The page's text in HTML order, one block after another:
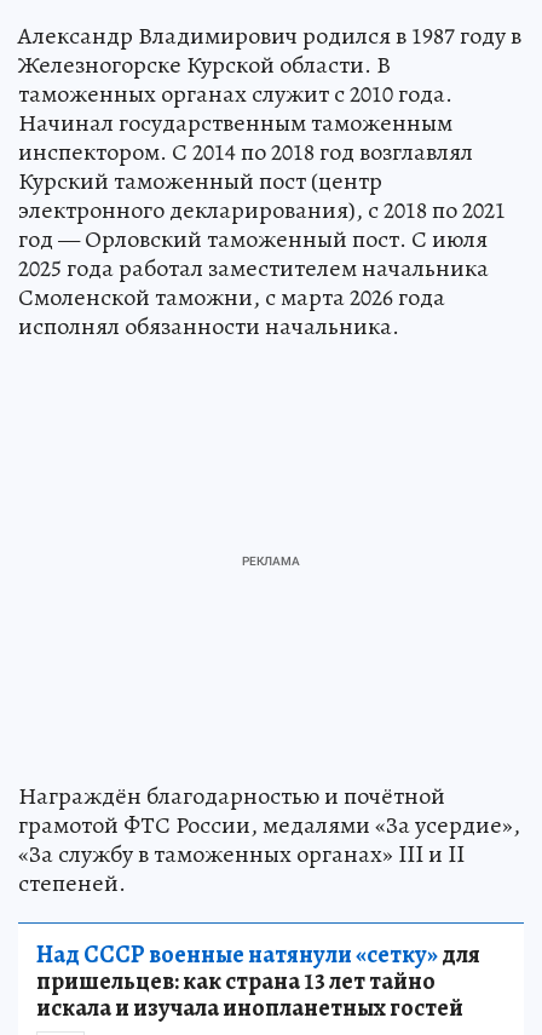
Александр Владимирович родился в 1987 году в
Железногорске Курской области. В
таможенных органах служит с 2010 года.
Начинал государственным таможенным
инспектором. С 2014 по 2018 год возглавлял
Курский таможенный пост (центр
электронного декларирования), с 2018 по 2021
год — Орловский таможенный пост. С июля
2025 года работал заместителем начальника
Смоленской таможни, с марта 2026 года
исполнял обязанности начальника.
Награждён благодарностью и почётной
грамотой ФТС России, медалями «За усердие»,
«За службу в таможенных органах» III и II
степеней.
Над СССР военные натянули «сетку»для
пришельцев: как страна 13 лет тайно
искала и изучала инопланетных гостей